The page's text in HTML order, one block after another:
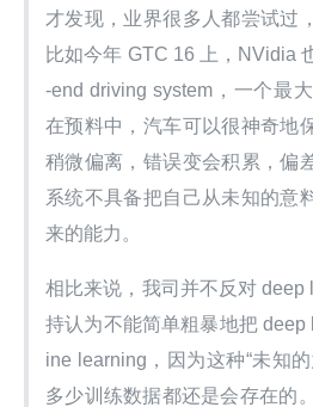
才发现，业界很多人都尝试过
比如今年 GTC 16 上，NVidia
-end driving system，一个最
在预料中，汽车可以很神奇地
稍微偏离，错误变会积累，偏
系统不具备把自己从未知的意
来的能力。
相比来说，我司并不反对 deep
持认为不能简单粗暴地把 deep
ine learning，因为这种“未知
多少训练数据都还是会存在的